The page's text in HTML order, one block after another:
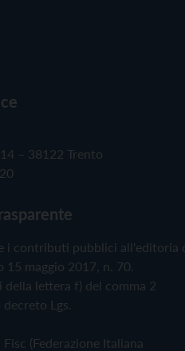
– 38122 Trento
i contributi pubblici all'editoria
maggio 2017, n. 70.
della lettera f) del comma 2
Lgs.
(Federazione Italiana